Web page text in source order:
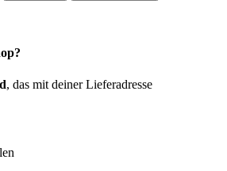
, das mit deiner Lieferadresse